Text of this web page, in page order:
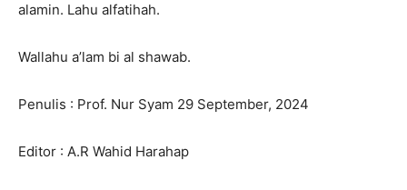
alamin. Lahu alfatihah.
Wallahu a’lam bi al shawab.
Penulis : Prof. Nur Syam 29 September, 2024
Editor : A.R Wahid Harahap